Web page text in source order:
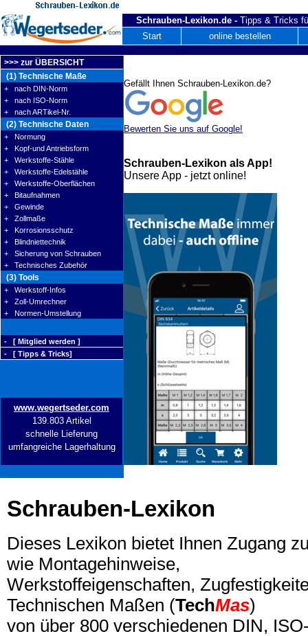
Schrauben-Lexikon.de - Tipps & Tricks
Start
online bestellen
>>> zur ÜBERSICHT
(1) Technische Maße
+ nach DIN-Norm
+ nach ISO-Norm
+ nach ARTikel-Nr.
(2) Technische Daten
+ Normung
+ Kopf-und Antriebsform
+ Werkstoffe-Stähle
+ Werkstoffe-Edelstähle
+ Werkstoffe-Oberflächen
+ Bitaufnahmen
+ Gewinde
+ Zollmaße
+ Korrosionsschutz
+ Blindniettechnik
+ Sicherung von Schrauben
+ Technisches Zubehör
(3) Tools
+ Werkstoff-Infos
+ Zoll-Umrechner
+ Normen-Umstellung
- [ Mitglied werden ]
- [ Tipps & Tricks]
www.wegertseder.com
139.803 Artikel
schnelle Lieferung
umfangreiche Lagerhaltung
Schrauben-Lexikon
Dieses Lexikon bietet Ihnen Zugang
wie Montagehinweise,
Werkstoffeigenschaften,
Technischen Maßen (TechMas)
von über 800 verschiedenen DIN,
Gefällt Ihnen Schrauben-Lexikon.de?
Bewerten Sie uns auf Google!
Schrauben-Lexikon als App!
Unsere App - jetzt online!